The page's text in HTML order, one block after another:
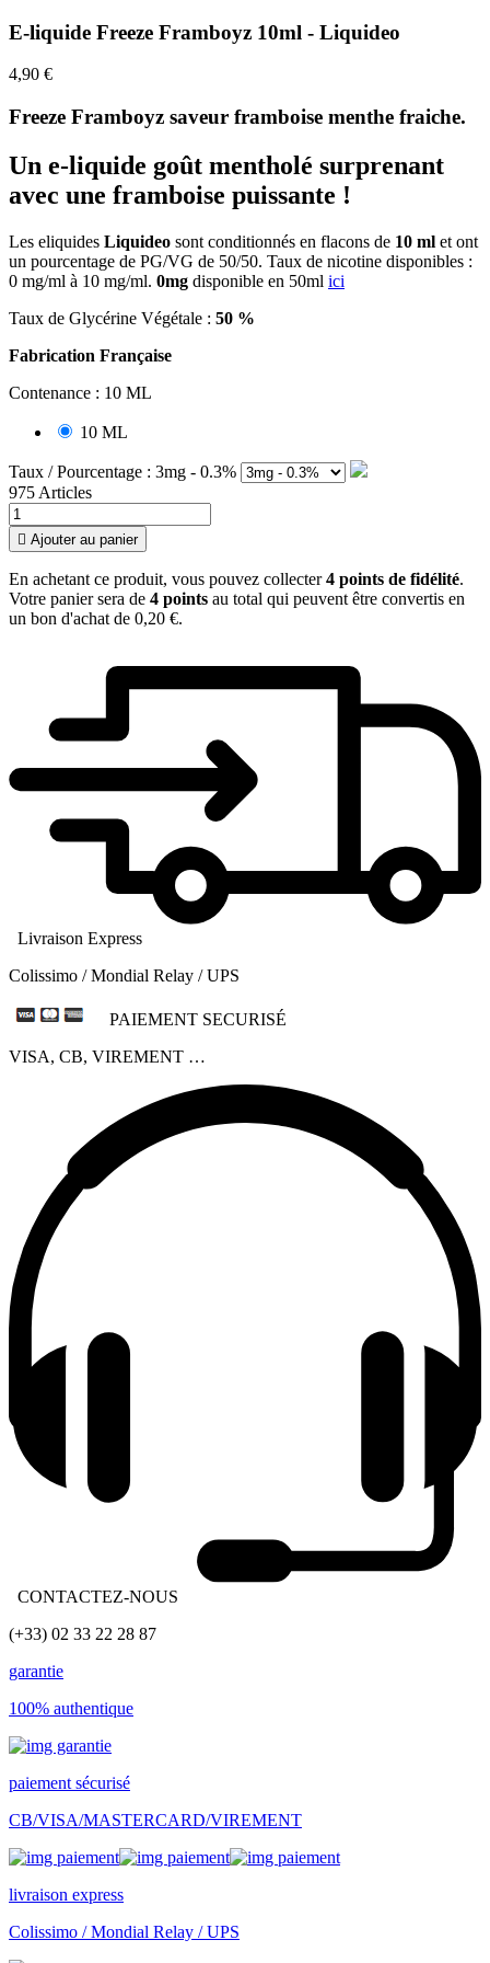
E-liquide Freeze Framboyz 10ml - Liquideo
4,90 €
Freeze Framboyz saveur framboise menthe fraiche.
Un e-liquide goût mentholé surprenant
avec une framboise puissante !
Les eliquides Liquideo sont conditionnés en flacons de 10 ml et ont
un pourcentage de PG/VG de 50/50. Taux de nicotine disponibles :
0 mg/ml à 10 mg/ml. 0mg disponible en 50ml ici
Taux de Glycérine Végétale : 50 %
Fabrication Française
Contenance : 10 ML
10 ML
Taux / Pourcentage : 3mg - 0.3%
975 Articles
 Ajouter au panier
En achetant ce produit, vous pouvez collecter4 points de fidélité.
Votre panier sera de 4 points au total qui peuvent être convertis en
un bon d'achat de 0,20 €.
Livraison Express
Colissimo / Mondial Relay / UPS
PAIEMENT SECURISÉ
VISA, CB, VIREMENT …
CONTACTEZ-NOUS
(+33) 02 33 22 28 87
garantie
100% authentique
paiement sécurisé
CB/VISA/MASTERCARD/VIREMENT
livraison express
Colissimo / Mondial Relay / UPS